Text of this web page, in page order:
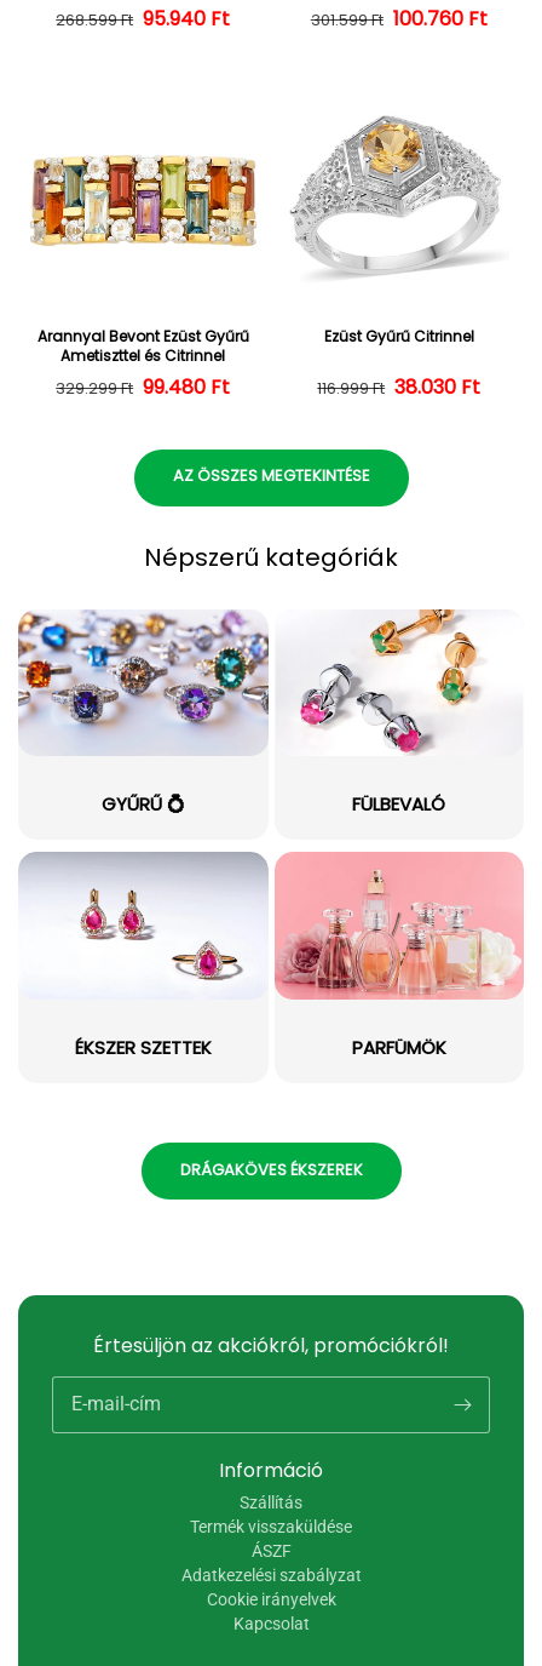
Normál ár
268.599 Ft Kedvezményes ár
95.940 Ft Normál ár
301.599 Ft 100.760 Ft
Arannyal Bevont Ezüst Gyűrű
Ametiszttel és Citrinnel
Normál ár
329.299 Ft Kedvezményes ár
99.480 Ft
Ezüst Gyűrű Citrinnel
Normál ár
116.999 Ft 38.030 Ft
AZ ÖSSZES MEGTEKINTÉSE
Népszerű kategóriák
GYŰRŰ 💍 FÜLBEVALÓ
ÉKSZER SZETTEK PARFÜMÖK
DRÁGAKÖVES ÉKSZEREK
Információ
Szállítás
Termék visszaküldése
ÁSZF
Adatkezelési szabályzat
Cookie irányelvek
Kapcsolat
Értesüljön az akciókról, promóciókról!
E-mail-cím